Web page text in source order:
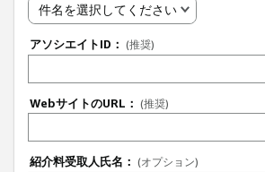
件名を選択してください
アソシエイトID： (推奨)
WebサイトのURL： (推奨)
紹介料受取人氏名： (オプション)